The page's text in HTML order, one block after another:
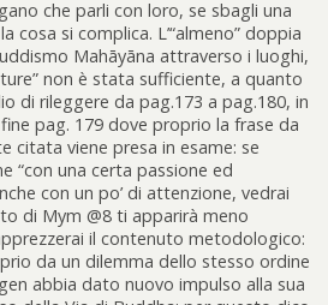
che parli con loro, se sbagli una
cosa si complica. L’“almeno” doppia
Mahāyāna attraverso i luoghi,
non è stata sufficiente, a quanto
di rileggere da pag.173 a pag.180, in
pag. 179 dove proprio la frase da
citata viene presa in esame: se
“con una certa passione ed
con un po’ di attenzione, vedrai
di Mym @8 ti apparirà meno
il contenuto metodologico:
da un dilemma dello stesso ordine
abbia dato nuovo impulso alla sua